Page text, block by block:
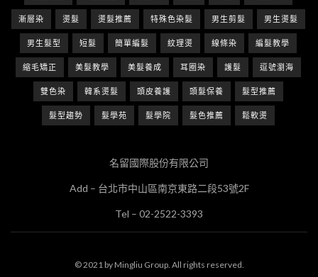
漸層染 燙髮 燙髮推薦 特殊色染髮 男生剪髮 男生燙髮
男生髮型 短髮 簡單編髮 紋理燙 線條染 編髮教學
縮毛矯正 美髮教學 美髮養成 耳圈染 護髮 逗號瀏海
雙色染 韓系燙髮 頭皮養護 頭髮保養 髮型推薦
髮型趨勢 髮學苑 髮學院 髮色推薦 鬆軟燙
名留國際股份有限公司
Add – 台北市中山區南京東路二段53號2F
Tel – 02-2522-3393
© 2021 by Mingliu Group. All rights reserved.